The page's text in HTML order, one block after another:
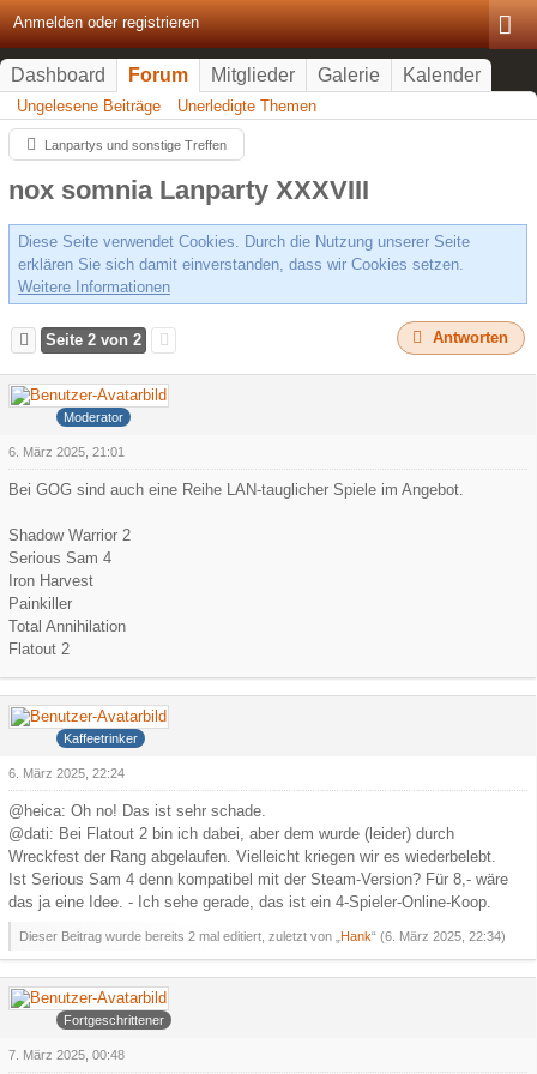
Anmelden oder registrieren
Dashboard Forum Mitglieder Galerie Kalender
Ungelesene Beiträge Unerledigte Themen
Lanpartys und sonstige Treffen
nox somnia Lanparty XXXVIII
Diese Seite verwendet Cookies. Durch die Nutzung unserer Seite
erklären Sie sich damit einverstanden, dass wir Cookies setzen.
Weitere Informationen
Seite 2 von 2 Antworten
dati
Moderator
6. März 2025, 21:01
Bei GOG sind auch eine Reihe LAN-tauglicher Spiele im Angebot.
Shadow Warrior 2
Serious Sam 4
Iron Harvest
Painkiller
Total Annihilation
Flatout 2
Hank
Kaffeetrinker
6. März 2025, 22:24
@heica: Oh no! Das ist sehr schade.
@dati: Bei Flatout 2 bin ich dabei, aber dem wurde (leider) durch
Wreckfest der Rang abgelaufen. Vielleicht kriegen wir es wiederbelebt.
Ist Serious Sam 4 denn kompatibel mit der Steam-Version? Für 8,- wäre
das ja eine Idee. - Ich sehe gerade, das ist ein 4-Spieler-Online-Koop.
Dieser Beitrag wurde bereits 2 mal editiert, zuletzt von „ Hank“ (6. März 2025, 22:34)
Arowa
Fortgeschrittener
7. März 2025, 00:48